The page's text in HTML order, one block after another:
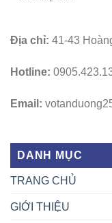
Địa chỉ: 41-43
Hotline:
Email:
DANH MỤC
TRANG CHỦ
GIỚI THIỆU